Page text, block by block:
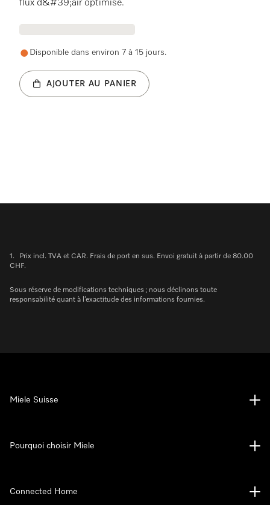
flux d&#39;air optimisé.
Disponible dans environ 7 à 15 jours.
AJOUTER AU PANIER
1.
Prix incl. TVA et CAR. Frais de port en sus. Envoi gratuit à partir de 80.00
CHF.
Sous réserve de modifications techniques ; nous déclinons toute
responsabilité quant à l’exactitude des informations fournies.
Miele Suisse
Pourquoi choisir Miele
Connected Home